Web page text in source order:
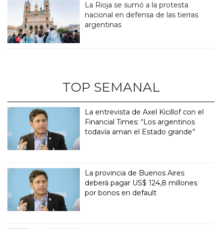
La Rioja se sumó a la protesta
nacional en defensa de las tierras
argentinas
TOP SEMANAL
La entrevista de Axel Kicillof con el
Financial Times: “Los argentinos
todavía aman el Estado grande”
La provincia de Buenos Aires
deberá pagar US$ 124,8 millones
por bonos en default